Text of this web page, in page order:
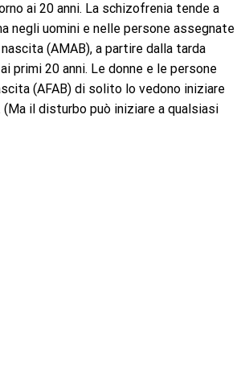
ai 20 anni. La schizofrenia tende a
negli uomini e nelle persone assegnate
(AMAB), a partire dalla tarda
primi 20 anni. Le donne e le persone
(AFAB) di solito lo vedono iniziare
(Ma il disturbo può iniziare a qualsiasi